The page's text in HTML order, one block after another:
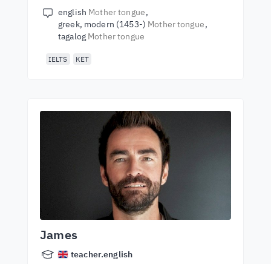
english Mother tongue
greek, modern (1453-) Mother tongue
tagalog Mother tongue
IELTS KET
James
teacher.english